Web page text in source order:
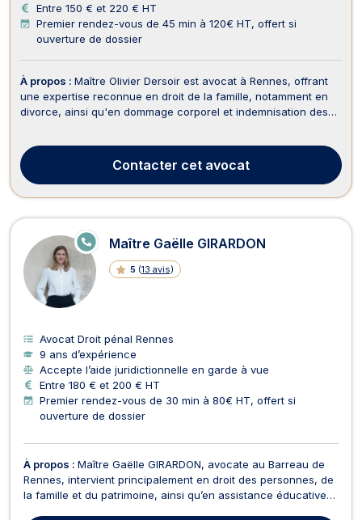
Entre 150 € et 220 € HT
Premier rendez-vous de 45 min à 120€ HT, offert si
ouverture de dossier
À propos : Maître Olivier Dersoir est avocat à Rennes, offrant
une expertise reconnue en droit de la famille, notamment en
divorce, ainsi qu'en dommage corporel et indemnisation des
procédure, que ce soit pour un...
Contacter cet avocat
Maître Gaëlle GIRARDON
5 (13 avis)
E
N
G
N
E
Avocat Droit pénal Rennes
9 ans d’expérience
Accepte l’aide juridictionnelle en garde à vue
Entre 180 € et 200 € HT
Premier rendez-vous de 30 min à 80€ HT, offert si
ouverture de dossier
À propos : Maître Gaëlle GIRARDON, avocate au Barreau de
Rennes, intervient principalement en droit des personnes, de
la famille et du patrimoine, ainsi qu’en assistance éducative